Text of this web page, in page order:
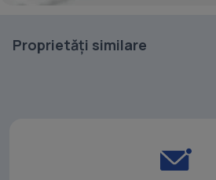
Proprietăți similare